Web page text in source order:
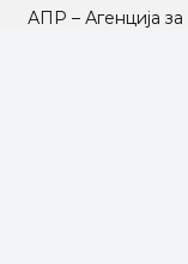
АПР – Агенција